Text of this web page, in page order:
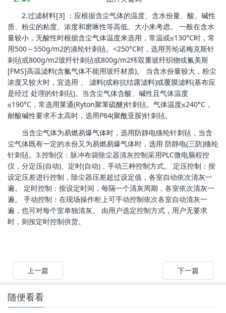
2.过滤材料[3] ：应根据含尘气体的温度、含水份量、酸、碱性
质、粉尘的粘度、浓度和磨啄性等高低、大小来考虑。 一般在含水
量较小，无酸性时根据含尘气体温度来选用，常温或≤130°C时，常
用500～550g/m2的涤纶针刺毡。<250°C时，选用芳纶诺梅克斯针
刺毡或800g/m2玻纤针刺毡或800g/m2纬双重玻纤织物或氟美斯
[FMS]高温滤料(含氟气体不能用玻纤材质)。 当含水份量较大，粉尘
浓度又较大时，宜选用 、 滤料(或称抗结露滤料)或覆膜滤料(基布应
是经过 处理的针刺毡)。当含尘气体含酸、碱性且气体温度
≤190°C，常选用莱通(Ryton聚苯硫醚)针刺毡。气体温度≤240°C，
耐酸碱性要求不太高时，选用P84(聚酰亚胺)针刺毡。
当含尘气体为易燃易爆气体时，选用防静电绦纶针刺毡，当含
尘气体既有一定的水份又为易燃易爆气体时，选用 防静电(三防)绦纶
针刺毡。3.控制仪：脉冲布袋除尘器清灰控制采用PLC微电脑程控
仪，分定压(自动)、定时(自动)，手动三种控制方式。 定压控制：按
设定压差进行控制，除尘器压差超过设定值，各室自动依次清灰一
遍。 定时控制：按设定时间，每隔一个清灰周期，各室依次清灰一
遍。 手动控制：在现场操作柜上可手动控制依次各室自动清灰一
遍，也可对每个室单独清灰。 由用户选定控制方式，用户无要求
时，则按定时控制供货。
上一篇 下一篇
随便看看